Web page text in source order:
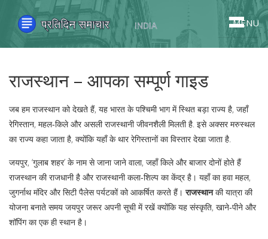
MENU
राजस्थान – आपका सम्पूर्ण गाइड
जब हमराजस्थान को देखते हैं, यह भारत के पश्चिमी भाग में स्थित बड़ा राज्य है, जहाँ
रेगिस्तान, महल‑किले और असली राजस्थानी जीवनशैली मिलती है. इसे अक्सरमरुस्थल
का राज्य कहा जाता है, क्योंकि यहाँ के थार रेगिस्तानों का विस्तार देखा जाता है.
जयपुर, ‘गुलाब शहर’ के नाम से जाना जाने वाला, जहाँ किले और बाजार दोनों होते हैं
राजस्थान की राजधानी है और राजस्थानी कला‑शिल्प का केंद्र है। यहाँ का हवा महल,
जुगर्नाथ मंदिर और सिटी पैलेस पर्यटकों को आकर्षित करते हैं।राजस्थानकी यात्रा की
योजना बनाते समय जयपुर जरूर अपनी सूची में रखें क्योंकि यह संस्कृति, खाने‑पीने और
शॉपिंग का एक ही स्थान है।